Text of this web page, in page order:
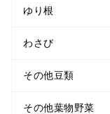
ゆり根
わさび
その他豆類
その他葉物野菜